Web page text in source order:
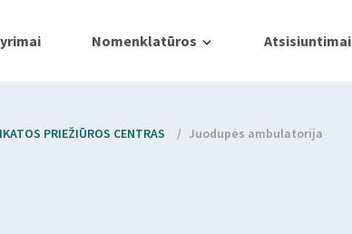
Nomenklatūros Atsisiuntimai
PRIEŽIŪROS CENTRAS / Juodupės ambulatorija